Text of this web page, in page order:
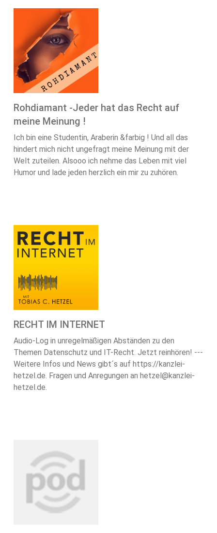
Rohdiamant -Jeder hat das Recht auf
meine Meinung !
Ich bin eine Studentin, Araberin &farbig ! Und all das
hindert mich nicht ungefragt meine Meinung mit der
Welt zuteilen. Alsooo ich nehme das Leben mit viel
Humor und lade jeden herzlich ein mir zu zuhören.
RECHT IM INTERNET
Audio-Log in unregelmäßigen Abständen zu den
Themen Datenschutz und IT-Recht. Jetzt reinhören! ---
Weitere Infos und News gibt´s auf https://kanzlei-
hetzel.de. Fragen und Anregungen an hetzel@kanzlei-
hetzel.de.